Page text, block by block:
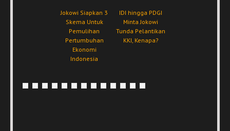
Jokowi Siapkan 3
Skema Untuk
Pemulihan
Pertumbuhan
Ekonomi
Indonesia
IDI hingga PDGI
Minta Jokowi
Tunda Pelantikan
KKI, Kenapa?